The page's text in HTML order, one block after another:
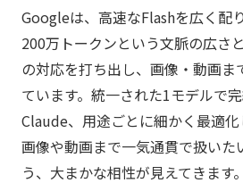
Googleは、高速なFlashを広く配
200万トークンという文脈の広さ
の対応を打ち出し、画像・動画ま
ています。統一された1モデルで
Claude、用途ごとに細かく最適化
画像や動画まで一気通貫で扱い
う、大まかな相性が見えてきます。